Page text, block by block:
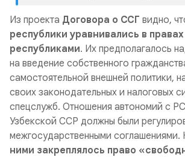
Из проекта Договора о ССГ видно,
республики уравнивались в
республиками. Их предполагалось
на введение собственного
самостоятельной внешней политики,
своих законодательных и налоговых
спецслужб. Отношения автономий с
Узбекской ССР должны были
межгосударственными соглашениями.
ними закреплялось право